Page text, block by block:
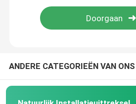
Fruit- en groentenpoeder
Natuurlijke kleurstoffen
ANDERE CATEGORIEËN VAN ONS